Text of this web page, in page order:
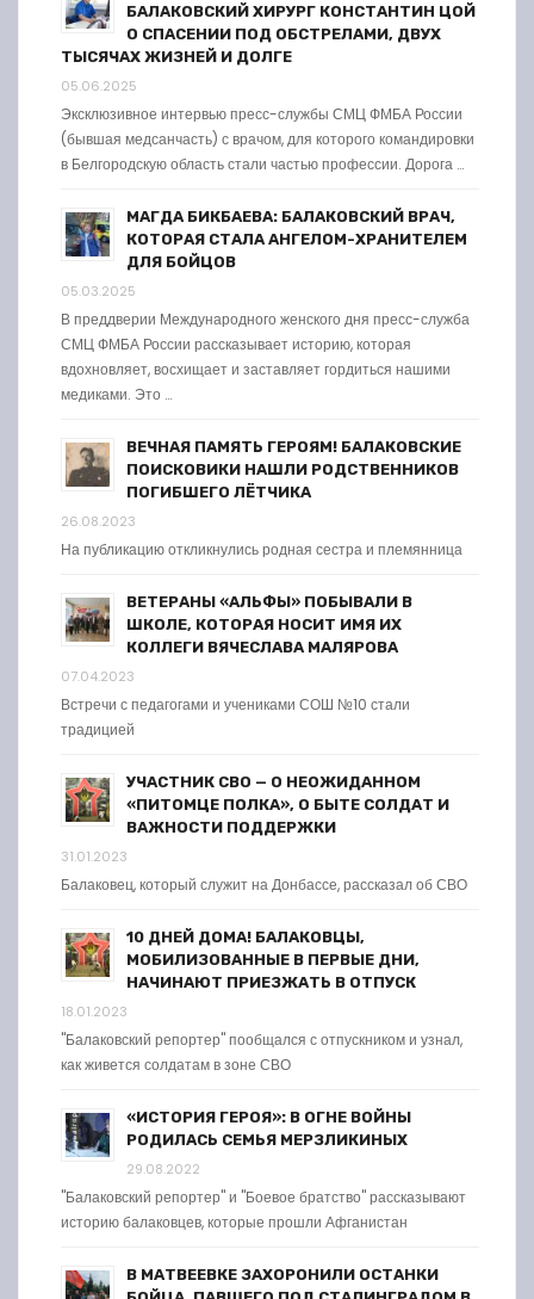
БАЛАКОВСКИЙ ХИРУРГ КОНСТАНТИН ЦОЙ
О СПАСЕНИИ ПОД ОБСТРЕЛАМИ, ДВУХ
ТЫСЯЧАХ ЖИЗНЕЙ И ДОЛГЕ
05.06.2025
Эксклюзивное интервью пресс-службы СМЦ ФМБА России
(бывшая медсанчасть) с врачом, для которого командировки
в Белгородскую область стали частью профессии. Дорога …
МАГДА БИКБАЕВА: БАЛАКОВСКИЙ ВРАЧ,
КОТОРАЯ СТАЛА АНГЕЛОМ-ХРАНИТЕЛЕМ
ДЛЯ БОЙЦОВ
05.03.2025
В преддверии Международного женского дня пресс-служба
СМЦ ФМБА России рассказывает историю, которая
вдохновляет, восхищает и заставляет гордиться нашими
медиками. Это …
ВЕЧНАЯ ПАМЯТЬ ГЕРОЯМ! БАЛАКОВСКИЕ
ПОИСКОВИКИ НАШЛИ РОДСТВЕННИКОВ
ПОГИБШЕГО ЛЁТЧИКА
26.08.2023
На публикацию откликнулись родная сестра и племянница
ВЕТЕРАНЫ «АЛЬФЫ» ПОБЫВАЛИ В
ШКОЛЕ, КОТОРАЯ НОСИТ ИМЯ ИХ
КОЛЛЕГИ ВЯЧЕСЛАВА МАЛЯРОВА
07.04.2023
Встречи с педагогами и учениками СОШ №10 стали
традицией
УЧАСТНИК СВО — О НЕОЖИДАННОМ
«ПИТОМЦЕ ПОЛКА», О БЫТЕ СОЛДАТ И
ВАЖНОСТИ ПОДДЕРЖКИ
31.01.2023
Балаковец, который служит на Донбассе, рассказал об СВО
10 ДНЕЙ ДОМА! БАЛАКОВЦЫ,
МОБИЛИЗОВАННЫЕ В ПЕРВЫЕ ДНИ,
НАЧИНАЮТ ПРИЕЗЖАТЬ В ОТПУСК
18.01.2023
"Балаковский репортер" пообщался с отпускником и узнал,
как живется солдатам в зоне СВО
«ИСТОРИЯ ГЕРОЯ»: В ОГНЕ ВОЙНЫ
РОДИЛАСЬ СЕМЬЯ МЕРЗЛИКИНЫХ
29.08.2022
"Балаковский репортер" и "Боевое братство" рассказывают
историю балаковцев, которые прошли Афганистан
В МАТВЕЕВКЕ ЗАХОРОНИЛИ ОСТАНКИ